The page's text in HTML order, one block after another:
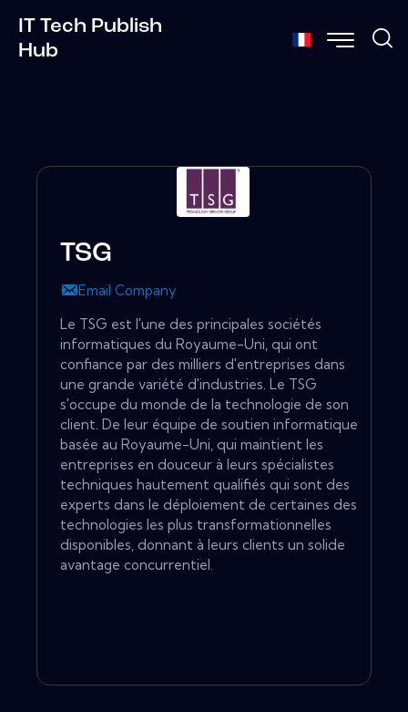
IT Tech Publish
Hub
TSG
Email Company
Le TSG est l'une des principales sociétés
informatiques du Royaume-Uni, qui ont
confiance par des milliers d'entreprises dans
une grande variété d'industries. Le TSG
s'occupe du monde de la technologie de son
client. De leur équipe de soutien informatique
basée au Royaume-Uni, qui maintient les
entreprises en douceur à leurs spécialistes
techniques hautement qualifiés qui sont des
experts dans le déploiement de certaines des
technologies les plus transformationnelles
disponibles, donnant à leurs clients un solide
avantage concurrentiel.